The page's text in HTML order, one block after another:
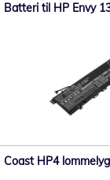
Batteri til HP Envy
Coast HP4